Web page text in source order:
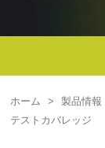
ホーム > 製品情報
テストカバレッジ